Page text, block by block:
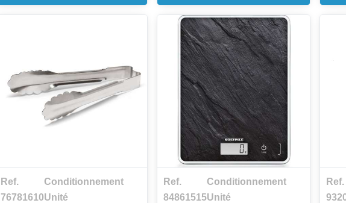
usage intensif.
Long. 44cm
Ref.
76781610
Conditionnement
Unité
Ref.
84861515
Conditionnement
Unité
Ref.